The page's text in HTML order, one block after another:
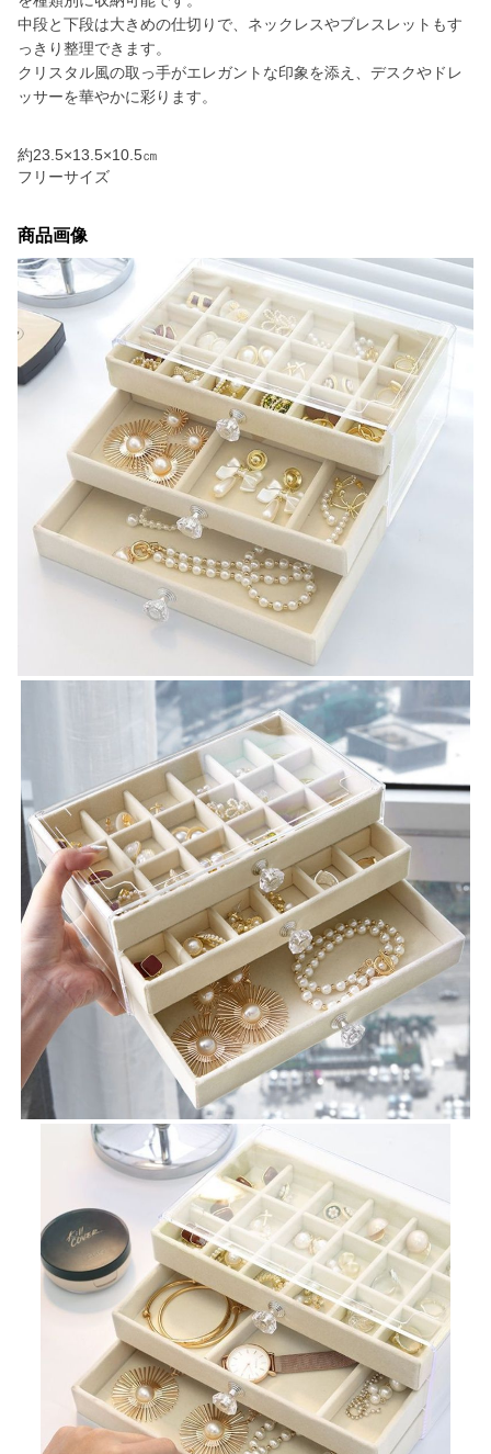
中段と下段は大きめの仕切りで、ネックレスやブレスレットもす
っきり整理できます。
クリスタル風の取っ手がエレガントな印象を添え、デスクやドレ
ッサーを華やかに彩ります。
約23.5×13.5×10.5㎝
フリーサイズ
商品画像